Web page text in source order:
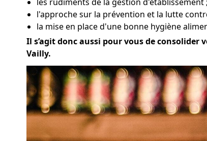
l'approche sur la prévention et la lutte
la mise en place d'une bonne hygiène
Il s’agit donc aussi pour vous de
Vailly.